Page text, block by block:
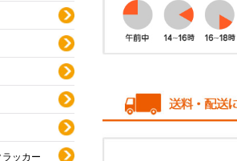
ッカー